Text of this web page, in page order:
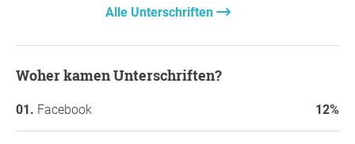
Alle Unterschriften
Woher kamen Unterschriften?
Facebook 12%